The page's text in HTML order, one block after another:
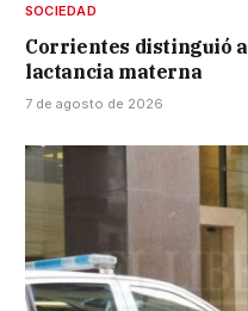
SOCIEDAD
Corrientes distinguió
lactancia materna
7 de agosto de 2026